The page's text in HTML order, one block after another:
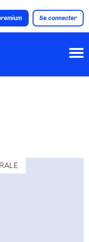
Se connecter